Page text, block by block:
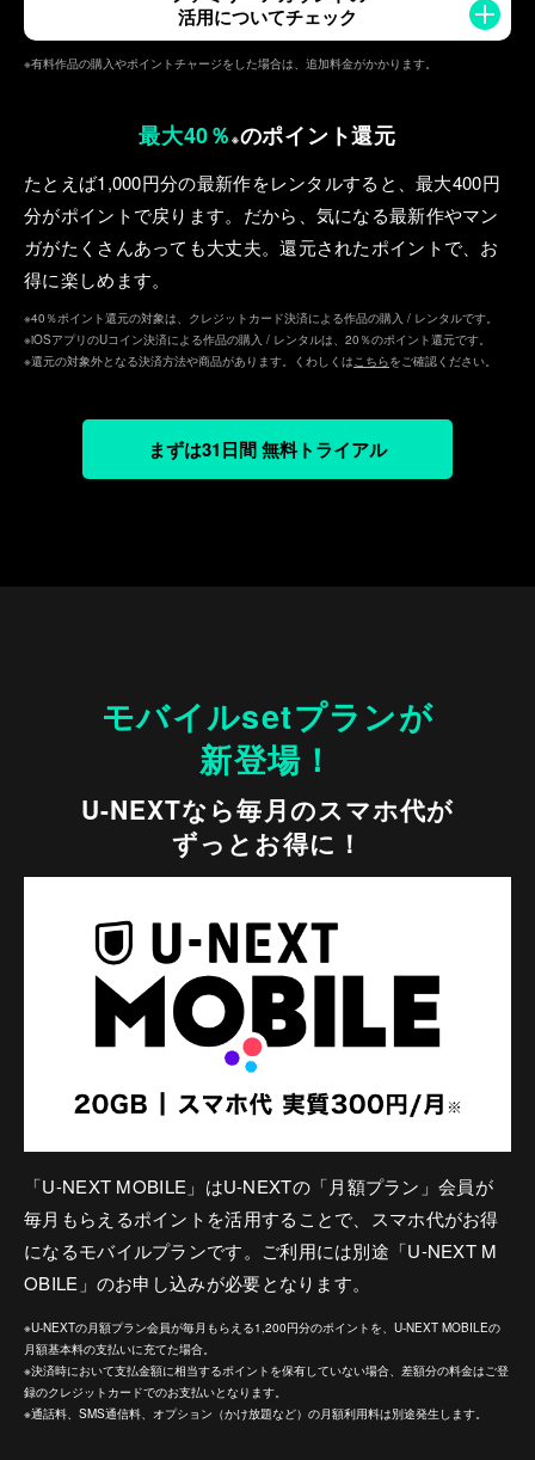
活用についてチェック
※有料作品の購入やポイントチャージをした場合は、追加料金がかかります。
最大40％ ※のポイント還元
たとえば1,000円分の最新作をレンタルすると、最⼤400円
分がポイントで戻ります。だから、気になる最新作やマン
ガがたくさんあっても⼤丈夫。還元されたポイントで、お
得に楽しめます。
※40％ポイント還元の対象は、クレジットカード決済による作品の購入 / レンタルです。
※iOSアプリのUコイン決済による作品の購入 / レンタルは、20％のポイント還元です。
※還元の対象外となる決済方法や商品があります。くわしくはこちらをご確認ください。
まずは31日間 無料トライアル
モバイルsetプランが
新登場！
U-NEXTなら毎月のスマホ代が
ずっとお得に！
「U-NEXT MOBILE」はU-NEXTの「月額プラン」会員が
毎月もらえるポイントを活用することで、スマホ代がお得
になるモバイルプランです。ご利用には別途「U-NEXT M
OBILE」のお申し込みが必要となります。
※U-NEXTの月額プラン会員が毎月もらえる1,200円分のポイントを、U-NEXT MOBILEの
月額基本料の支払いに充てた場合。
※決済時において支払金額に相当するポイントを保有していない場合、差額分の料金はご登
録のクレジットカードでのお支払いとなります。
※通話料、SMS通信料、オプション（かけ放題など）の月額利用料は別途発生します。